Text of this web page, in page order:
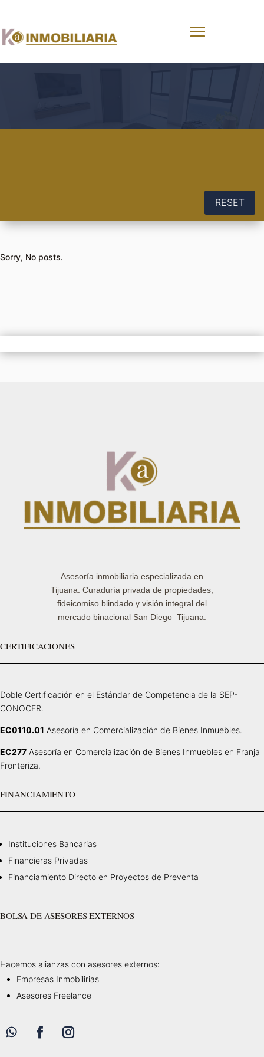
RESET
Sorry, No posts.
Asesoría inmobiliaria especializada en
Tijuana. Curaduría privada de propiedades,
fideicomiso blindado y visión integral del
mercado binacional San Diego–Tijuana.
CERTIFICACIONES
Doble Certificación en el Estándar de Competencia de la SEP-
CONOCER.
EC0110.01 Asesoría en Comercialización de Bienes Inmuebles.
EC277 Asesoría en Comercialización de Bienes Inmuebles en Franja
Fronteriza.
FINANCIAMIENTO
Instituciones Bancarias
Financieras Privadas
Financiamiento Directo en Proyectos de Preventa
BOLSA DE ASESORES EXTERNOS
Hacemos alianzas con asesores externos:
Empresas Inmobilirias
Asesores Freelance